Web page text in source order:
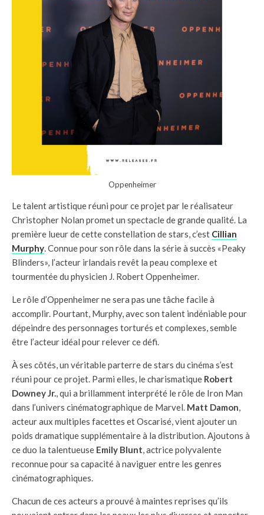
Oppenheimer
Le talent artistique réuni pour ce projet par le réalisateur
Christopher Nolan promet un spectacle de grande qualité. La
première lueur de cette constellation de stars, c’est Cillian
Murphy. Connue pour son rôle dans la série à succès «Peaky
Blinders», l’acteur irlandais revêt la peau complexe et
tourmentée du physicien J. Robert Oppenheimer.
Le rôle d’Oppenheimer ne sera pas une tâche facile à
accomplir. Pourtant, Murphy, avec son talent indéniable pour
dépeindre des personnages torturés et complexes, semble
être l’acteur idéal pour relever ce défi.
À ses côtés, un véritable parterre de stars du cinéma s’est
réuni pour ce projet. Parmi elles, le charismatique Robert
Downey Jr., qui a brillamment interprété le rôle de Iron Man
dans l’univers cinématographique de Marvel. Matt Damon,
acteur aux multiples facettes et Oscarisé, vient ajouter un
poids dramatique supplémentaire à la distribution. Ajoutons à
ce duo la talentueuse Emily Blunt, actrice polyvalente
reconnue pour sa capacité à naviguer entre les genres
cinématographiques.
Chacun de ces acteurs a prouvé à maintes reprises qu’ils